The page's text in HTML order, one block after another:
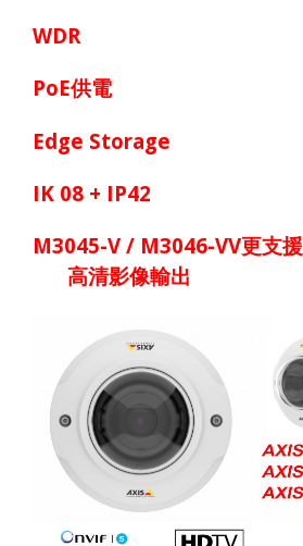
WDR
PoE供電
Edge Storage
IK 08 + IP42
M3045-V / M3046-VV更支援
高清影像輸出